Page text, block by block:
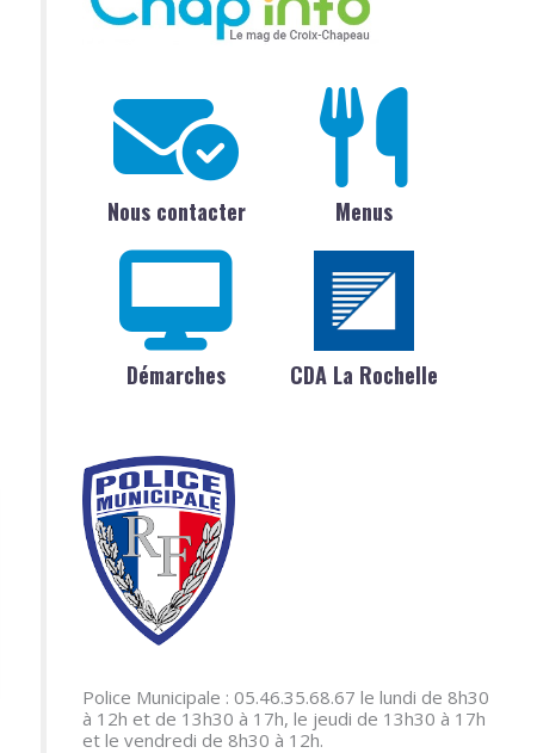
Nous contacter Menus
Démarches CDA La Rochelle
Police Municipale : 05.46.35.68.67 le lundi de 8h30
à 12h et de 13h30 à 17h, le jeudi de 13h30 à 17h
et le vendredi de 8h30 à 12h.